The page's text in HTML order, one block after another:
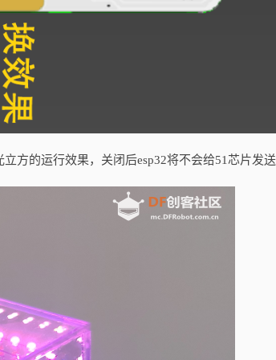
方的运行效果，关闭后esp32将不会给51芯片发